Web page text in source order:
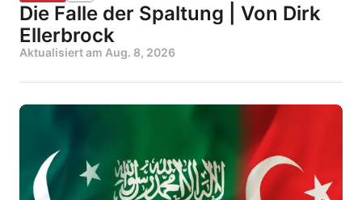
Die Falle der Spaltung | Von Dirk
Ellerbrock
Aktualisiert am Aug. 8, 2026